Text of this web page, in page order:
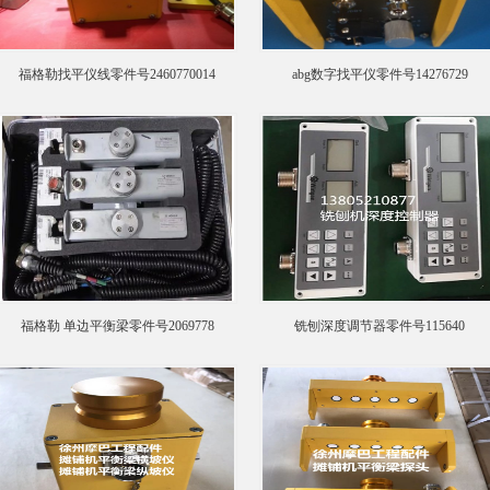
福格勒找平仪线零件号2460770014 abg数字找平仪零件号14276729
福格勒 单边平衡梁零件号2069778 铣刨深度调节器零件号115640